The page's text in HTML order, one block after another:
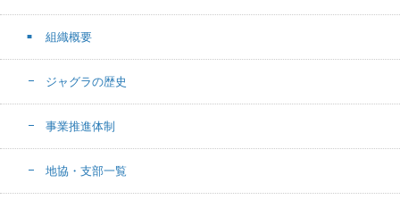
組織概要
ジャグラの歴史
事業推進体制
地協・支部一覧